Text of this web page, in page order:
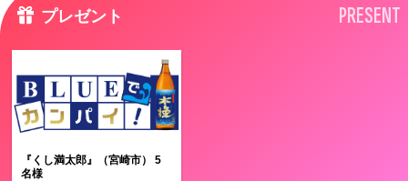
プレゼント PRESENT
『くし満太郎』（宮崎市） 5
名様